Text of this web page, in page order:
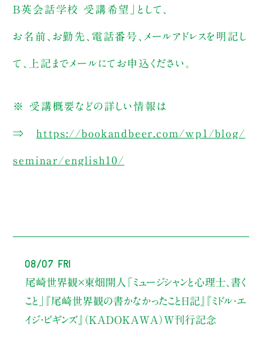
B英会話学校 受講希望」として、
お名前、お勤先、電話番号、メールアドレスを明記し
て、上記までメールにてお申込ください。
※ 受講概要などの詳しい情報は
⇒ https://bookandbeer.com/wp1/blog/
seminar/english10/
08/07 Fri
尾崎世界観×東畑開人
「ミュージシャンと心理士、書く
こと」
『尾崎世界観の書かなかったこと日記』『ミドル・エ
イジ・ビギンズ』（KADOKAWA）W刊行記念